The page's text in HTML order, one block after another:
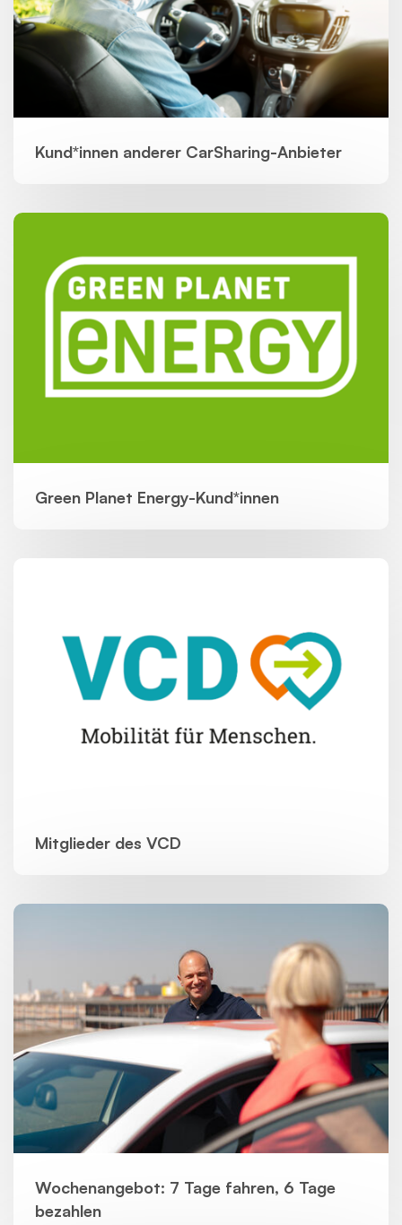
Kund*innen anderer CarSharing-Anbieter
Green Planet Energy-Kund*innen
Mitglieder des VCD
Wochenangebot: 7 Tage fahren, 6 Tage
bezahlen